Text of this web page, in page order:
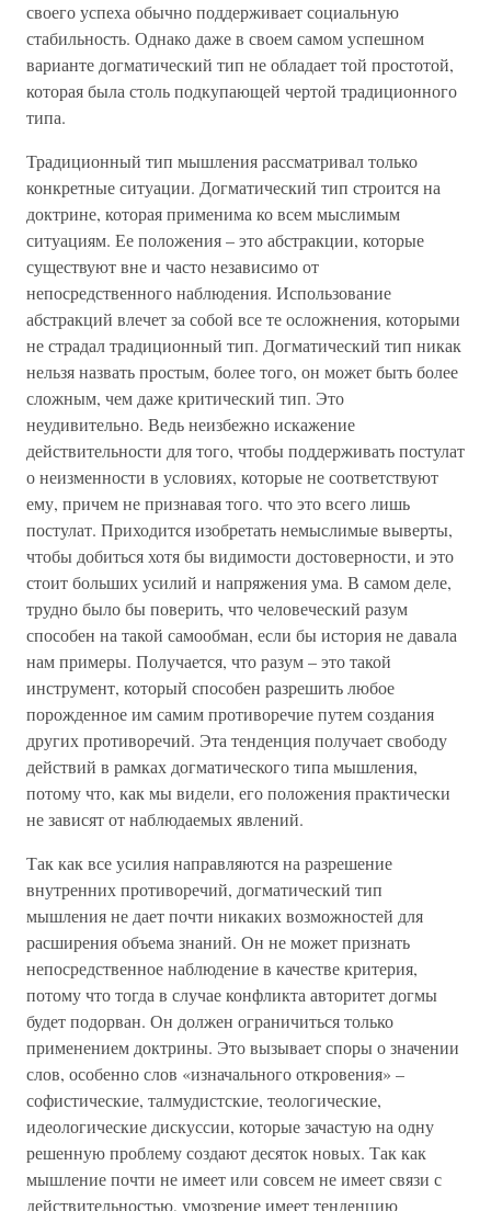
своего успеха обычно поддерживает социальную
стабильность. Однако даже в своем самом успешном
варианте догматический тип не обладает той простотой,
которая была столь подкупающей чертой традиционного
типа.
Традиционный тип мышления рассматривал только
конкретные ситуации. Догматический тип строится на
доктрине, которая применима ко всем мыслимым
ситуациям. Ее положения – это абстракции, которые
существуют вне и часто независимо от
непосредственного наблюдения. Использование
абстракций влечет за собой все те осложнения, которыми
не страдал традиционный тип. Догматический тип никак
нельзя назвать простым, более того, он может быть более
сложным, чем даже критический тип. Это
неудивительно. Ведь неизбежно искажение
действительности для того, чтобы поддерживать постулат
о неизменности в условиях, которые не соответствуют
ему, причем не признавая того. что это всего лишь
постулат. Приходится изобретать немыслимые выверты,
чтобы добиться хотя бы видимости достоверности, и это
стоит больших усилий и напряжения ума. В самом деле,
трудно было бы поверить, что человеческий разум
способен на такой самообман, если бы история не давала
нам примеры. Получается, что разум – это такой
инструмент, который способен разрешить любое
порожденное им самим противоречие путем создания
других противоречий. Эта тенденция получает свободу
действий в рамках догматического типа мышления,
потому что, как мы видели, его положения практически
не зависят от наблюдаемых явлений.
Так как все усилия направляются на разрешение
внутренних противоречий, догматический тип
мышления не дает почти никаких возможностей для
расширения объема знаний. Он не может признать
непосредственное наблюдение в качестве критерия,
потому что тогда в случае конфликта авторитет догмы
будет подорван. Он должен ограничиться только
применением доктрины. Это вызывает споры о значении
слов, особенно слов «изначального откровения» –
софистические, талмудистские, теологические,
идеологические дискуссии, которые зачастую на одну
решенную проблему создают десяток новых. Так как
мышление почти не имеет или совсем не имеет связи с
действительностью, умозрение имеет тенденцию